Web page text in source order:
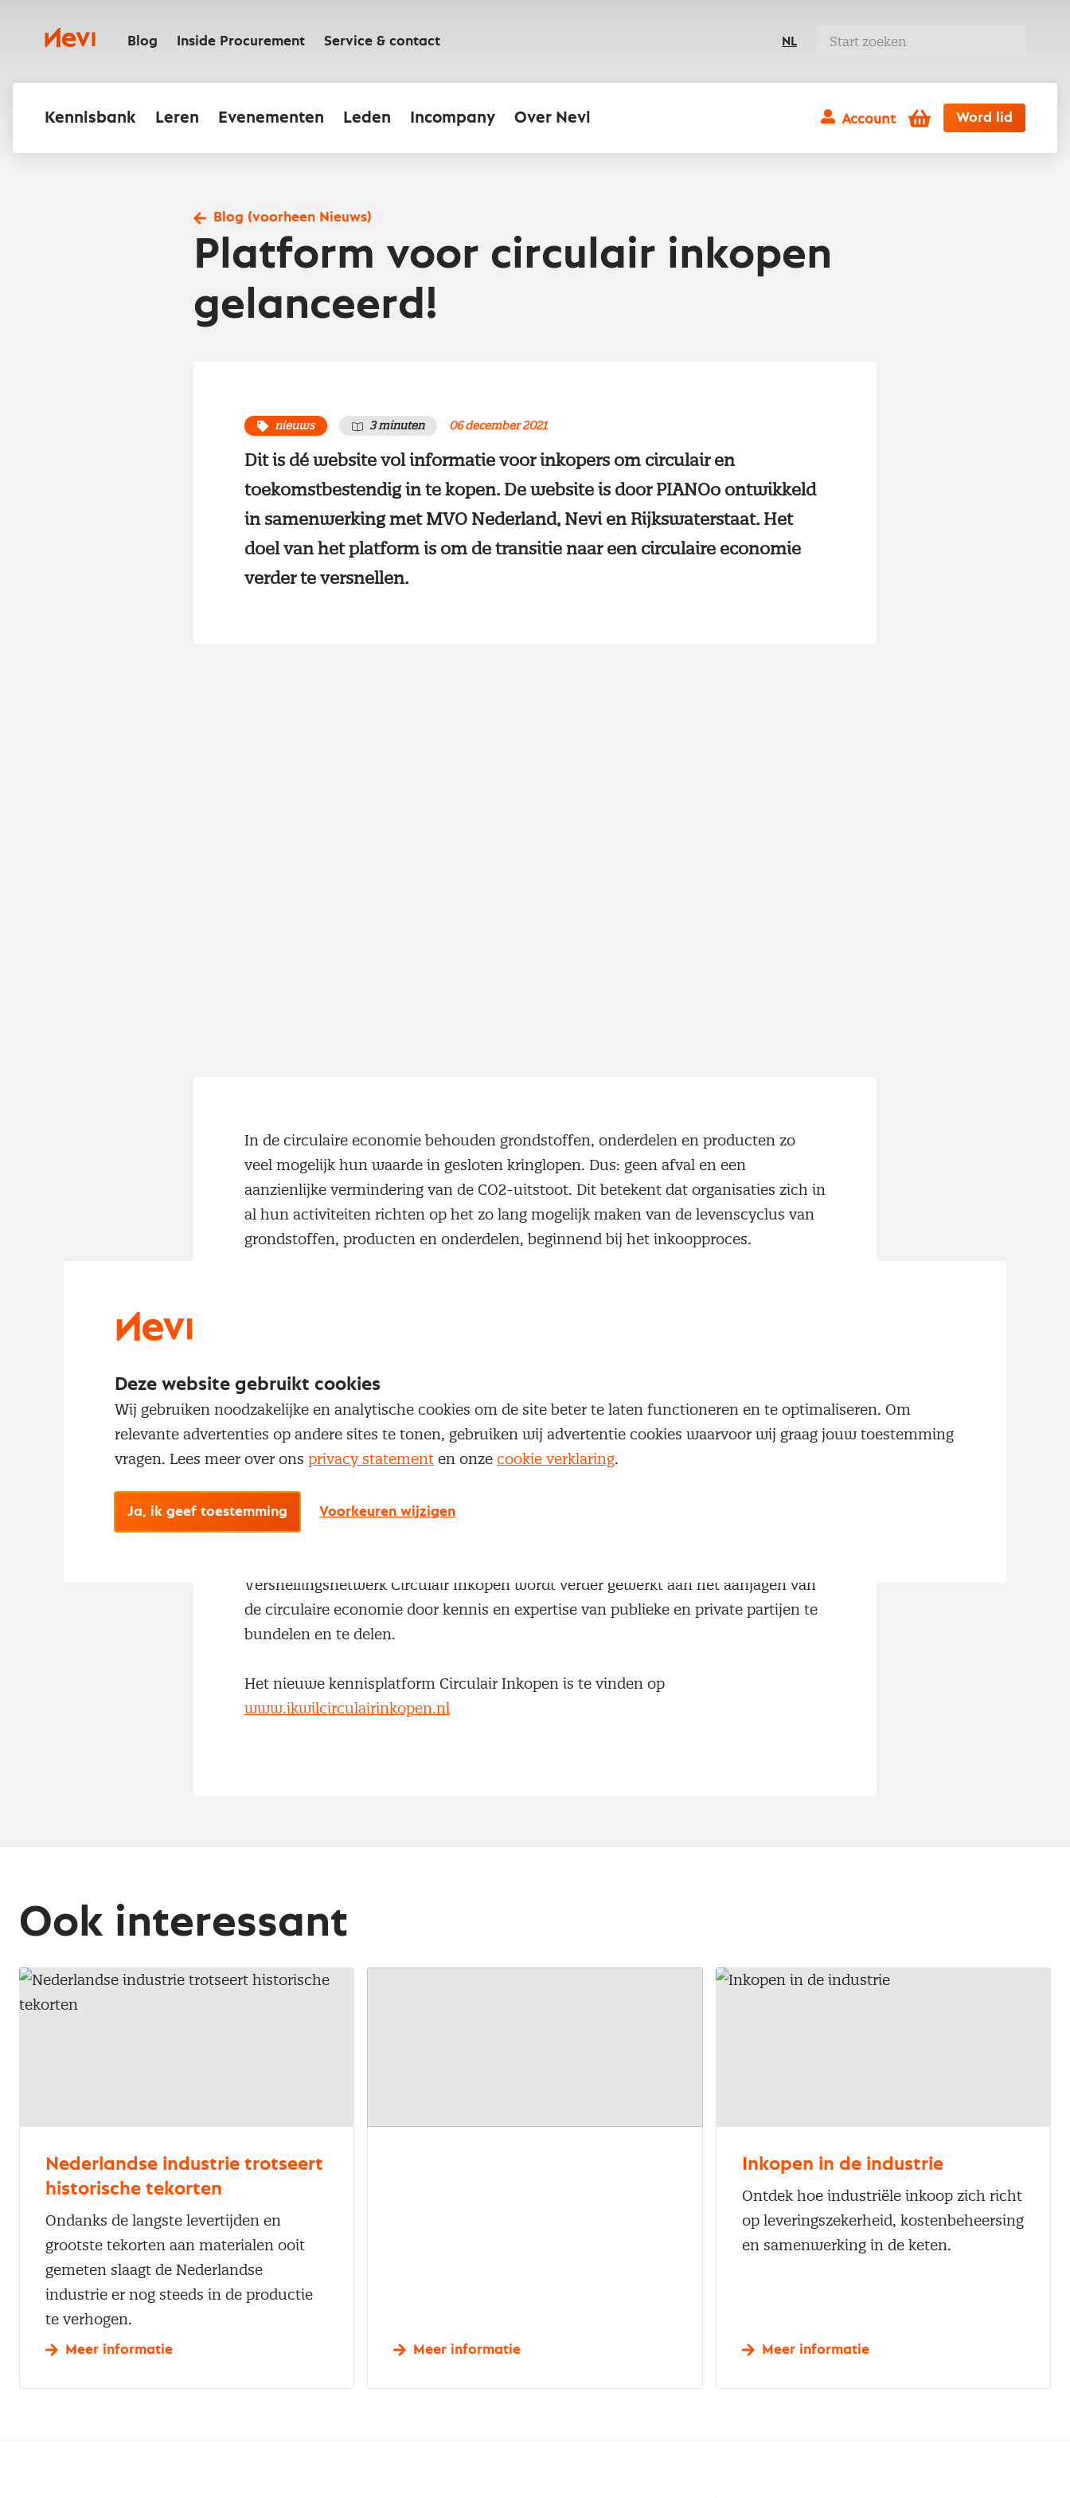
inhoudNevi Blog Inside Procurement Service & contact NL
Kennisbank Leren Evenementen Leden Incompany Over Nevi Account Winkelwagen
Word lid
Blog (voorheen Nieuws)
Platform voor circulair inkopen
gelanceerd!
nieuws 3 minuten 06 december 2021
Dit is dé website vol informatie voor inkopers om circulair en
toekomstbestendig in te kopen. De website is door PIANOo ontwikkeld
in samenwerking met MVO Nederland, Nevi en Rijkswaterstaat. Het
doel van het platform is om de transitie naar een circulaire economie
verder te versnellen.
In de circulaire economie behouden grondstoffen, onderdelen en producten zo
veel mogelijk hun waarde in gesloten kringlopen. Dus: geen afval en een
aanzienlijke vermindering van de CO2-uitstoot. Dit betekent dat organisaties zich in
al hun activiteiten richten op het zo lang mogelijk maken van de levenscyclus van
grondstoffen, producten en onderdelen, beginnend bij het inkoopproces.
praktijkvoorbeelden tot artikelen en events: op de website vinden opdrachtgevers,
inkoopadviseurs, sales- en mvo-managers, en beleidsmakers informatie
toegespitst op hun functie.
Inkopen, een vervolg is op de Green Deal Circulair Inkopen (GDCI). Dankzij dit
programma van initiatiefnemers Rijkswaterstaat, PIANOo, Nevi en MVO Nederland
Versnellingsnetwerk Circulair Inkopen wordt verder gewerkt aan het aanjagen van
de circulaire economie door kennis en expertise van publieke en private partijen te
bundelen en te delen.
Het nieuwe kennisplatform Circulair Inkopen is te vinden op
www.ikwilcirculairinkopen.nl
Ook interessant
Nederlandse industrie trotseert
historische tekorten
Ondanks de langste levertijden en
grootste tekorten aan materialen ooit
gemeten slaagt de Nederlandse
industrie er nog steeds in de productie
te verhogen.
Meer informatie Meer informatie
Inkopen in de industrie
Ontdek hoe industriële inkoop zich richt
op leveringszekerheid, kostenbeheersing
en samenwerking in de keten.
Meer informatie
Deze website gebruikt cookies
Wij gebruiken noodzakelijke en analytische cookies om de site beter te laten functioneren en te optimaliseren. Om
relevante advertenties op andere sites te tonen, gebruiken wij advertentie cookies waarvoor wij graag jouw toestemming
vragen. Lees meer over ons privacy statement en onze cookie verklaring.
Ja, ik geef toestemming Voorkeuren wijzigen